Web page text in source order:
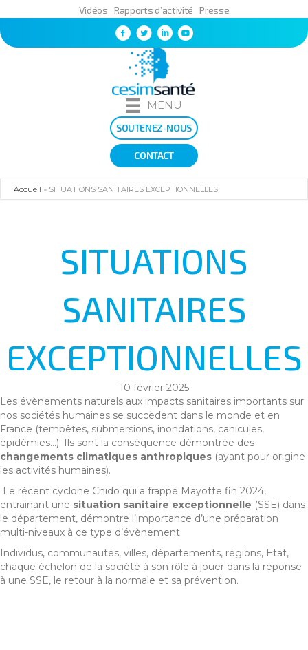
Vidéos Rapports d’activité Presse
MENU
SOUTENEZ-NOUS
CONTACT
Accueil » SITUATIONS SANITAIRES EXCEPTIONNELLES
SITUATIONS
SANITAIRES
EXCEPTIONNELLES
10 février 2025
Les évènements naturels aux impacts sanitaires importants sur
nos sociétés humaines se succèdent dans le monde et en
France (tempêtes, submersions, inondations, canicules,
épidémies…). Ils sont la conséquence démontrée des
changements climatiques anthropiques (ayant pour origine
les activités humaines).
Le récent cyclone Chido qui a frappé Mayotte fin 2024,
entrainant une situation sanitaire exceptionnelle (SSE) dans
le département, démontre l’importance d’une préparation
multi-niveaux à ce type d’évènement.
Individus, communautés, villes, départements, régions, Etat,
chaque échelon de la société à son rôle à jouer dans la réponse
à une SSE, le retour à la normale et sa prévention.